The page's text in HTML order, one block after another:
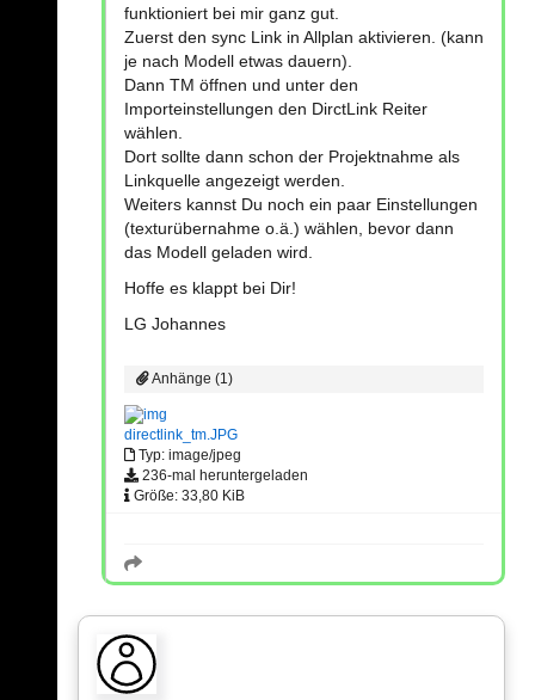
funktioniert bei mir ganz gut.
Zuerst den sync Link in Allplan aktivieren. (kann
je nach Modell etwas dauern).
Dann TM öffnen und unter den
Importeinstellungen den DirctLink Reiter
wählen.
Dort sollte dann schon der Projektnahme als
Linkquelle angezeigt werden.
Weiters kannst Du noch ein paar Einstellungen
(texturübernahme o.ä.) wählen, bevor dann
das Modell geladen wird.
Hoffe es klappt bei Dir!
LG Johannes
Anhänge (1)
directlink_tm.JPG
Typ: image/jpeg
236-mal heruntergeladen
Größe: 33,80 KiB